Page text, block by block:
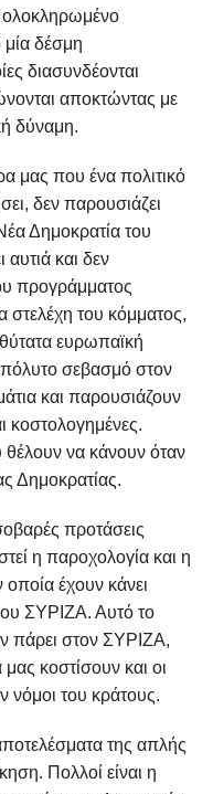
ολοκληρωμένο
δέσμη
διασυνδέονται
αποκτώντας με
δύναμη.
μας που ένα πολιτικό
δεν παρουσιάζει
Δημοκρατία του
και δεν
προγράμματος
του κόμματος,
ευρωπαϊκή
σεβασμό στον
και παρουσιάζουν
κοστολογημένες.
να κάνουν όταν
Δημοκρατίας.
προτάσεις
η παροχολογία και η
έχουν κάνει
ΣΥΡΙΖΑ. Αυτό το
πάρει στον ΣΥΡΙΖΑ,
κοστίσουν και οι
νόμοι του κράτους.
της απλής
Πολλοί είναι η